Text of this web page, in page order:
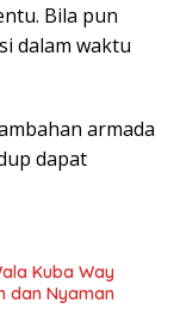
Bila pun
dalam waktu
armada
dapat
Kuba Way
dan Nyaman